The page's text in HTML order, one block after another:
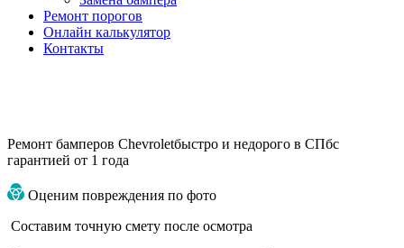
Ремонт порогов
Онлайн калькулятор
Контакты
Ремонт бамперов Chevroletбыстро и недорого в СПбс
гарантией от 1 года
Оценим повреждения по фото
Составим точную смету после осмотра